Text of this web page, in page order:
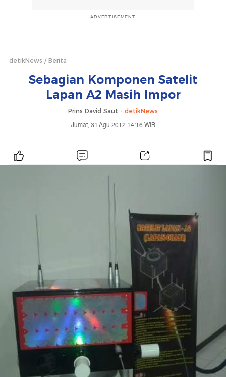
ADVERTISEMENT
detikNews Berita
Sebagian Komponen Satelit
Lapan A2 Masih Impor
Prins David Saut - detikNews
Jumat, 31 Agu 2012 14:16 WIB